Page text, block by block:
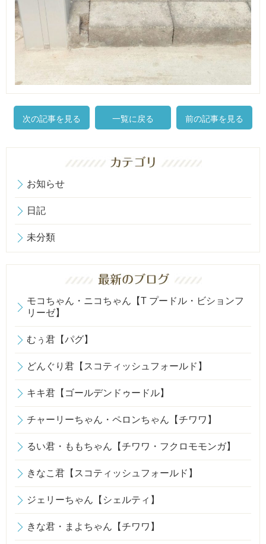
次の記事を見る 一覧に戻る 前の記事を見る
お知らせ
日記
未分類
モコちゃん・ニコちゃん【T プードル・ビションフ
リーゼ】
むぅ君【パグ】
どんぐり君【スコティッシュフォールド】
キキ君【ゴールデンドゥードル】
チャーリーちゃん・ペロンちゃん【チワワ】
るい君・ももちゃん【チワワ・フクロモモンガ】
きなこ君【スコティッシュフォールド】
ジェリーちゃん【シェルティ】
きな君・まよちゃん【チワワ】